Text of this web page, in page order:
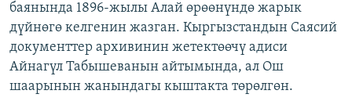
баянында 1896-жылы Алай өрөөнүндө жарык
дүйнөгө келгенин жазган. Кыргызстандын Саясий
документтер архивинин жетектөөчү адиси
Айнагүл Табышеванын айтымында, ал Ош
шаарынын жанындагы кыштакта төрөлгөн.